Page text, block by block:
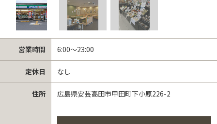
営業時間 6:00～23:00
定休日 なし
住所 広島県安芸高田市甲田町下小原226-2